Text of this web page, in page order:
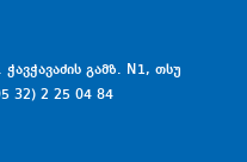
გამზ. N1, თსუ
32) 2 25 04 84